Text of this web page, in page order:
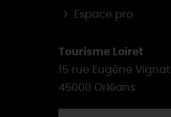
Espace pro
Tourisme Loiret
15 rue Eugène Vignat
45000 Orléans